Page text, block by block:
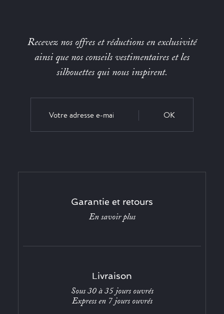
Recevez nos offres et réductions en exclusivité
ainsi que nos conseils vestimentaires et les
silhouettes qui nous inspirent.
OK
Garantie et retours
En savoir plus
Livraison
Sous 30 à 35 jours ouvrés
Express en 7 jours ouvrés